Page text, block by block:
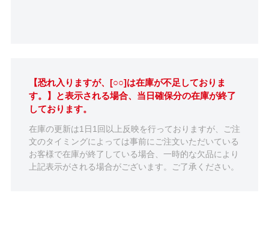
【恐れ入りますが、[○○]は在庫が不足しておりま
す。】と表示される場合、当日確保分の在庫が終了
しております。
在庫の更新は1日1回以上反映を行っておりますが、ご注
文のタイミングによっては事前にご注文いただいている
お客様で在庫が終了している場合、一時的な欠品により
上記表示がされる場合がございます。ご了承ください。